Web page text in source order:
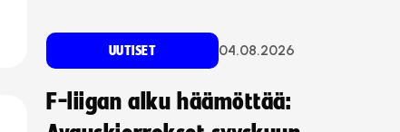
UUTISET 04.08.2026
F-liigan alku häämöttää: